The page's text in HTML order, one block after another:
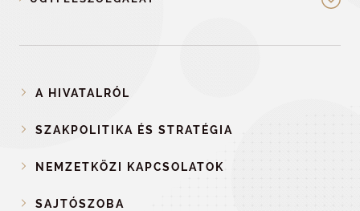
A HIVATALRÓL
SZAKPOLITIKA ÉS STRATÉGIA
NEMZETKÖZI KAPCSOLATOK
SAJTÓSZOBA